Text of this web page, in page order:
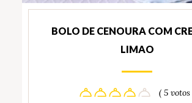
BOLO DE CENOURA COM
LIMAO
( 5 votos